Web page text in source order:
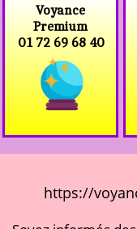
Voyance
Premium
01 72 69 68 40
https://